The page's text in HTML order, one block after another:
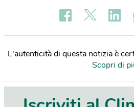
L'autenticità di questa notizia è
Scopri di